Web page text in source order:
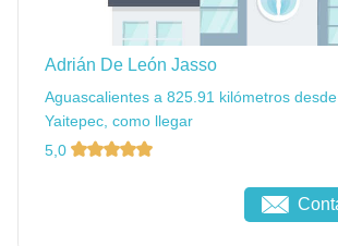
Adrián De León Jasso
Aguascalientes a 825.91 kilómetros
Yaitepec, como llegar
5,0